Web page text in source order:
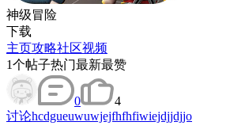
神级冒险
下载
主页攻略社区视频
1个帖子热门最新最赞
0
4
讨论hcdgueuwuwjejfhfhfiwiejdjjdjjo